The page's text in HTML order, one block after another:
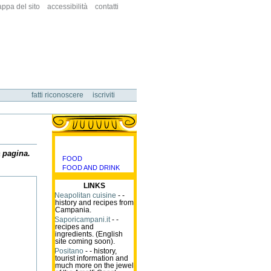
del sito accessibilità contatti
fatti riconoscere
iscriviti
categorie
FOOD
FOOD AND DRINK
LINKS
Neapolitan cuisine - -
history and recipes from
Campania.
Saporicampani.it - -
recipes and
ingredients. (English
site coming soon).
Positano - - history,
tourist information and
much more on the jewel